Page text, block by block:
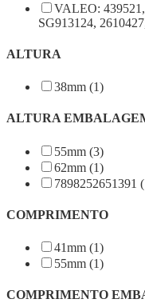
VALEO:
SG913124,
ALTURA
38mm (1)
ALTURA
55mm (3)
62mm (1)
7898252651391
COMPRIMENTO
41mm (1)
55mm (1)
COMPRIMENTO